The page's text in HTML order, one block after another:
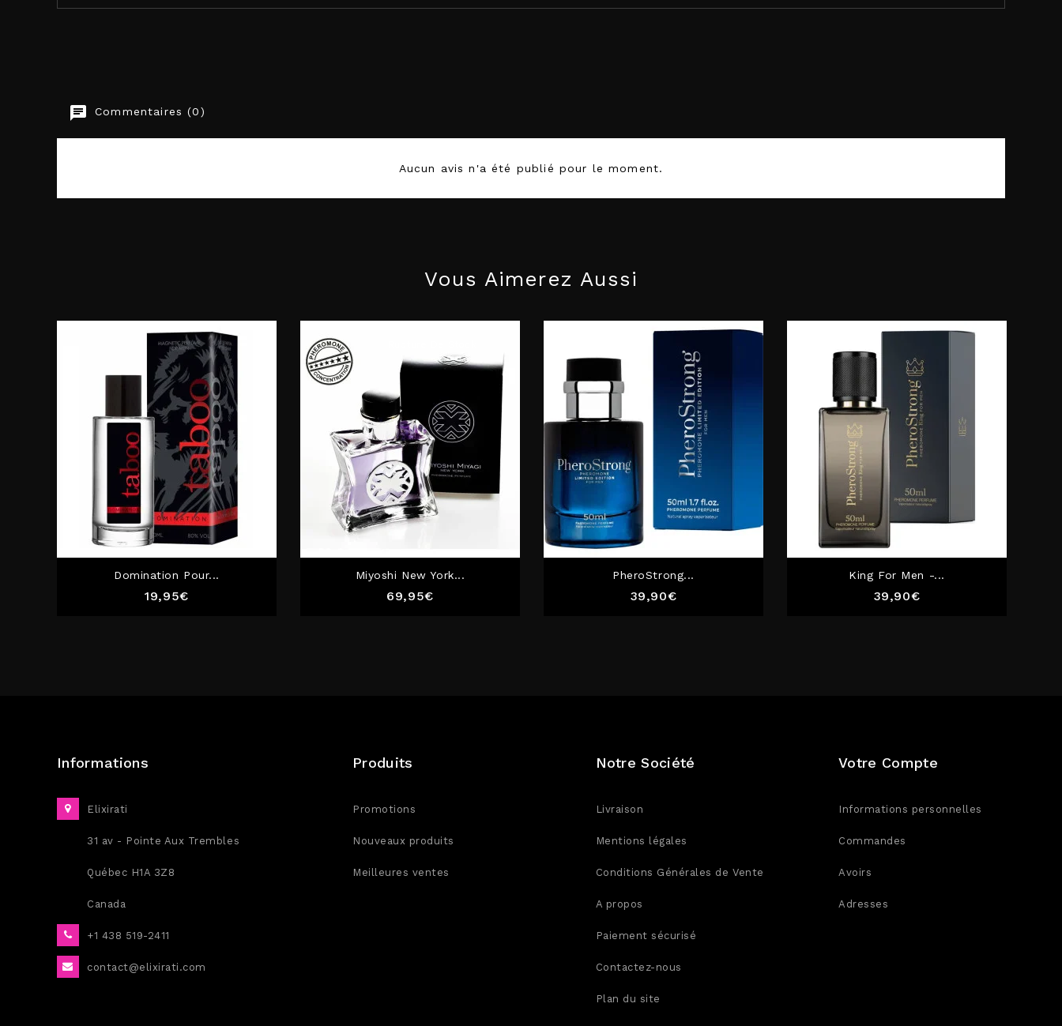
EAN-13
Commentaires (0)
Aucun avis n'a été publié pour le moment.
Vous Aimerez Aussi
Domination Pour...
19,95€Prix
Miyoshi New York...
69,95€Prix
PheroStrong...
39,90€Prix
King For Men -...
39,90€Prix
Informations
Elixirati
31 av - Pointe Aux Trembles
Québec H1A 3Z8
Canada
+1 438 519-2411
contact@elixirati.com
Produits
Promotions
Nouveaux produits
Meilleures ventes
Notre Société
Livraison
Mentions légales
Conditions Générales de Vente
A propos
Paiement sécurisé
Contactez-nous
Plan du site
Votre Compte
Informations personnelles
Commandes
Avoirs
Adresses